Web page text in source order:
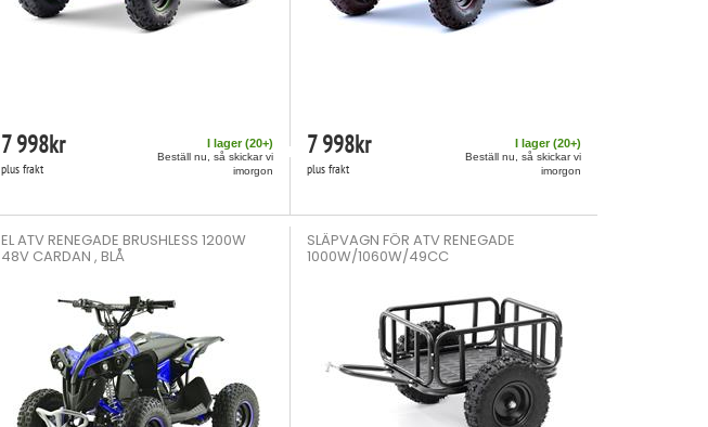
7 998kr
plus frakt
I lager (20+)
Beställ nu, så skickar vi
imorgon
7 998kr
plus frakt
I lager (20+)
Beställ nu, så skickar vi
imorgon
EL ATV RENEGADE BRUSHLESS 1200W
48V CARDAN , BLÅ
SLÄPVAGN FÖR ATV RENEGADE
1000W/1060W/49CC